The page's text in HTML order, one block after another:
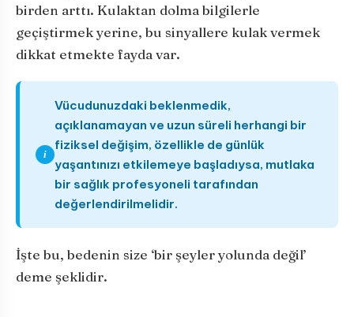
birden arttı. Kulaktan dolma bilgilerle
geçiştirmek yerine, bu sinyallere kulak vermek
dikkat etmekte fayda var.
i
Vücudunuzdaki beklenmedik,
açıklanamayan ve uzun süreli herhangi bir
fiziksel değişim, özellikle de günlük
yaşantınızı etkilemeye başladıysa, mutlaka
bir sağlık profesyoneli tarafından
değerlendirilmelidir.
İşte bu, bedenin size ‘bir şeyler yolunda değil’
deme şeklidir.